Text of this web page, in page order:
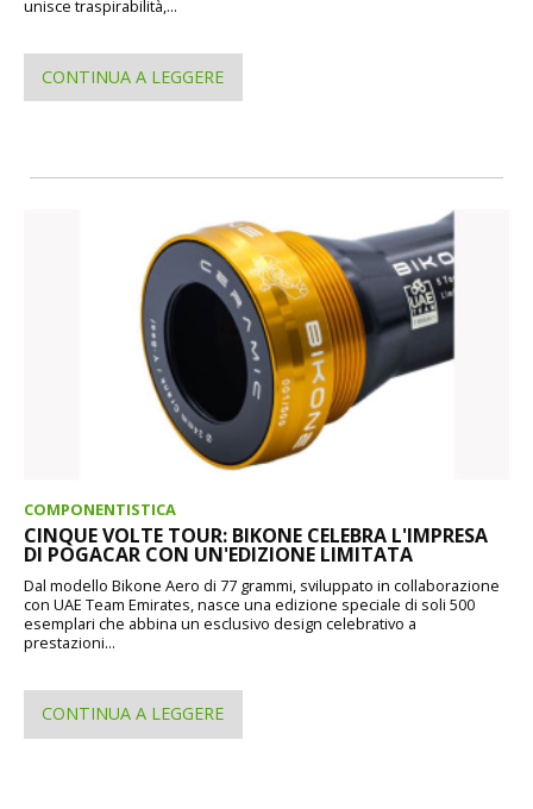
unisce traspirabilità,...
CONTINUA A LEGGERE
COMPONENTISTICA
CINQUE VOLTE TOUR: BIKONE CELEBRA L'IMPRESA
DI POGACAR CON UN'EDIZIONE LIMITATA
Dal modello Bikone Aero di 77 grammi, sviluppato in collaborazione
con UAE Team Emirates, nasce una edizione speciale di soli 500
esemplari che abbina un esclusivo design celebrativo a
prestazioni...
CONTINUA A LEGGERE